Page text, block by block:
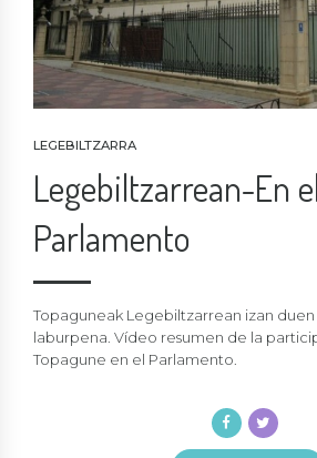
LEGEBILTZARRA
Legebiltzarrean-En el
Parlamento
Topaguneak Legebiltzarrean izan
laburpena. Vídeo resumen de la
Topagune en el Parlamento.